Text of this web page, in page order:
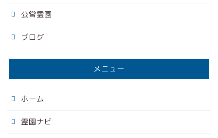
公営霊園
ブログ
メニュー
ホーム
霊園ナビ